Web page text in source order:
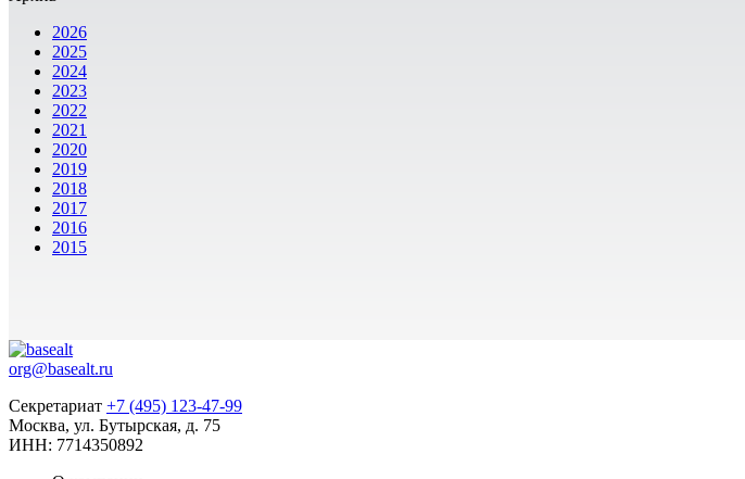
2026
2025
2024
2023
2022
2021
2020
2019
2018
2017
2016
2015
org@basealt.ru
Секретариат +7 (495) 123-47-99
Москва, ул. Бутырская, д. 75
ИНН: 7714350892